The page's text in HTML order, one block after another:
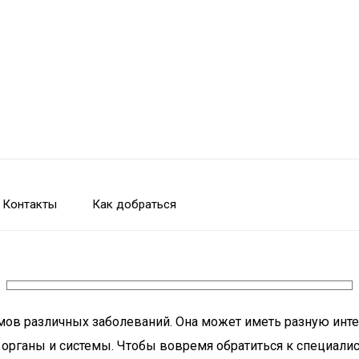
Контакты Как добраться
различных заболеваний. Она может иметь разную
и системы. Чтобы вовремя обратиться к